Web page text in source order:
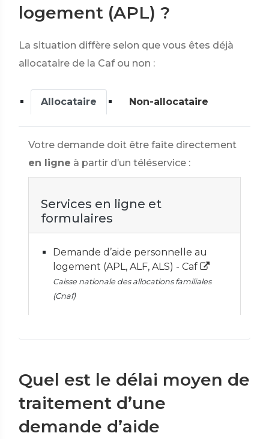
logement (APL) ?
La situation diffère selon que vous êtes déjà
allocataire de la Caf ou non :
Allocataire Non-allocataire
Votre demande doit être faite directement
en ligne à partir d’un téléservice :
Services en ligne et
formulaires
Demande d’aide personnelle au
logement (APL, ALF, ALS) - Caf
Caisse nationale des allocations familiales
(Cnaf)
Quel est le délai moyen de
traitement d’une
demande d’aide